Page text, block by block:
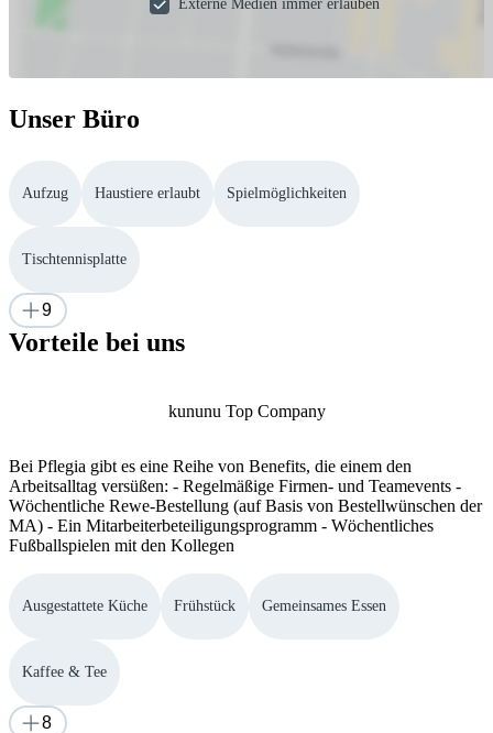
Externe Medien immer erlauben
Unser Büro
Aufzug Haustiere erlaubt Spielmöglichkeiten
Tischtennisplatte
9
Vorteile bei uns
kununu Top Company
Bei Pflegia gibt es eine Reihe von Benefits, die einem den
Arbeitsalltag versüßen: - Regelmäßige Firmen- und Teamevents -
Wöchentliche Rewe-Bestellung (auf Basis von Bestellwünschen der
MA) - Ein Mitarbeiterbeteiligungsprogramm - Wöchentliches
Fußballspielen mit den Kollegen
Ausgestattete Küche Frühstück Gemeinsames Essen
Kaffee & Tee
8